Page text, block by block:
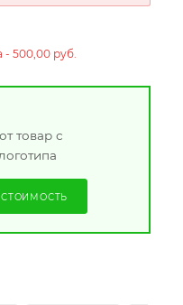
500,00 руб.
товар с
СТОИМОСТЬ